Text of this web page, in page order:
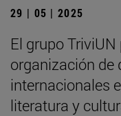
29 | 05 | 2025
El grupo
organización de
internacionales
literatura y